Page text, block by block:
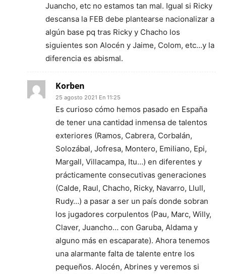
Juancho, etc no estamos tan mal. Igual si Ricky
descansa la FEB debe plantearse nacionalizar a
algún base pq tras Ricky y Chacho los
siguientes son Alocén y Jaime, Colom, etc…y la
diferencia es abismal.
Korben
25 agosto 2021 En 11:25
Es curioso cómo hemos pasado en España
de tener una cantidad inmensa de talentos
exteriores (Ramos, Cabrera, Corbalán,
Solozábal, Jofresa, Montero, Emiliano, Epi,
Margall, Villacampa, Itu…) en diferentes y
prácticamente consecutivas generaciones
(Calde, Raul, Chacho, Ricky, Navarro, Llull,
Rudy…) a pasar a ser un país donde sobran
los jugadores corpulentos (Pau, Marc, Willy,
Claver, Juancho… con Garuba, Aldama y
alguno más en escaparate). Ahora tenemos
una alarmante falta de talente entre los
pequeños. Alocén, Abrines y veremos si